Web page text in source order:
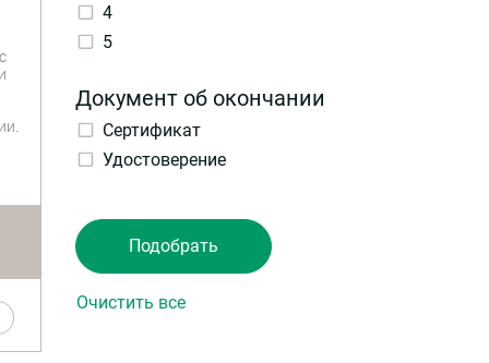
4
5
Документ об окончании
Сертификат
Удостоверение